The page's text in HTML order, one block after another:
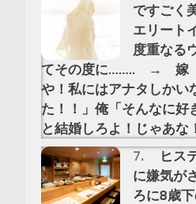
ですごく
エリート
度重なる
てその度に…….. → 嫁
や！私にはアナタしかい
た！！」俺「そんなに好
と結婚しろよ！じゃあな
ヒス
に嫌気が
ろに8歳